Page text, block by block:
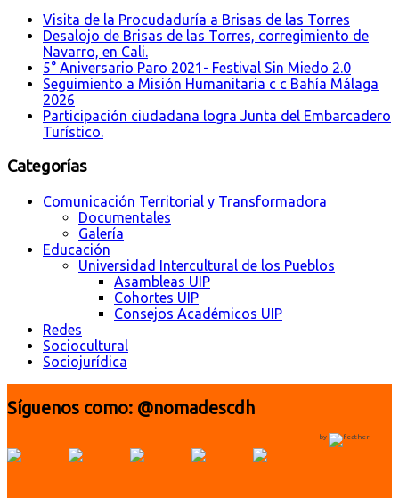
Visita de la Procudaduría a Brisas de las Torres
Desalojo de Brisas de las Torres, corregimiento de
Navarro, en Cali.
5° Aniversario Paro 2021- Festival Sin Miedo 2.0
Seguimiento a Misión Humanitaria c c Bahía Málaga
2026
Participación ciudadana logra Junta del Embarcadero
Turístico.
Categorías
Comunicación Territorial y Transformadora
Documentales
Galería
Educación
Universidad Intercultural de los Pueblos
Asambleas UIP
Cohortes UIP
Consejos Académicos UIP
Redes
Sociocultural
Sociojurídica
Síguenos como: @nomadescdh
by